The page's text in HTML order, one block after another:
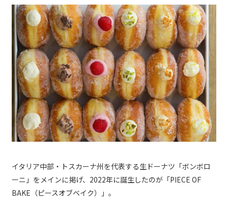
イタリア中部・トスカーナ州を代表する生ドーナツ「ボンボロ
ーニ」をメインに掲げ、2022年に誕生したのが「PIECE OF
BAKE（ピースオブベイク）」。